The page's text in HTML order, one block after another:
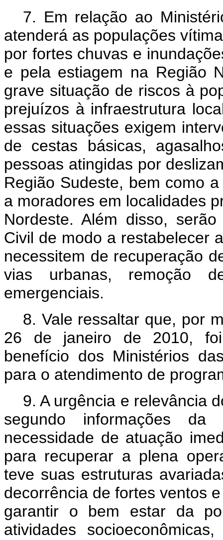
7. Em relação ao
atenderá as populações
por fortes chuvas e
e pela estiagem na Região
grave situação de riscos à
prejuízos à infraestrutura
essas situações exigem
de cestas básicas,
pessoas atingidas por
Região Sudeste, bem como
a moradores em localidades
Nordeste. Além disso,
Civil de modo a restabelecer
necessitem de recuperação
vias urbanas, remoção
emergenciais.
8. Vale ressaltar que, por
26 de janeiro de 2010,
benefício dos Ministérios
para o atendimento de
9. A urgência e relevância
segundo informações da
necessidade de atuação
para recuperar a plena
teve suas estruturas
decorrência de fortes ventos
garantir o bem estar da
atividades